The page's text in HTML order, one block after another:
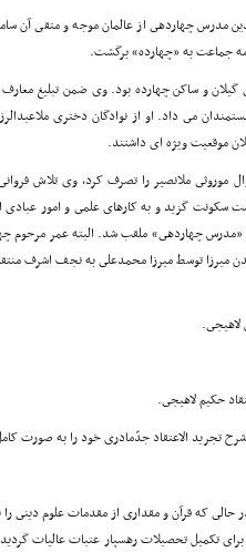
مدرس چهاردهى از عالمان موجه و متقى آن
جماعت به «چهارده» برگشت.
گیلان و ساکن چهارده بود. وى ضمن تبلیغ
موقعیت ویژه اى داشتند.
موروثى ملانصیر را تصرف کرد، وى تلاش
سکونت گزید و به کارهاى علمى و امور عبادى
میرزا توسط میرزا محمدعلى به نجف اشرف
تجرید الاعتقاد جدّمادرى خود را به صورت
که قرآن و مقدارى از مقدمات علوم دینى
تکمیل تحصیلات رهسپار عتبات عالیات